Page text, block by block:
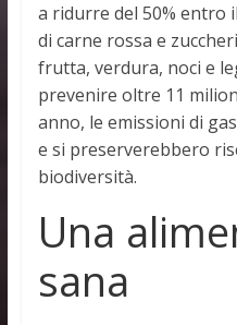
a ridurre del 50% entro
di carne rossa e
frutta, verdura, noci e
prevenire oltre 11
anno, le emissioni di
e si preserverebbero
biodiversità.
Una
sana